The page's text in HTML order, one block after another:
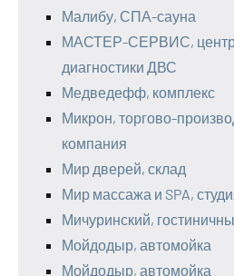
Малибу, СПА-сауна
МАСТЕР-СЕРВИС, центр
диагностики ДВС
Медведефф, комплекс
Микрон, торгово-
компания
Мир дверей, склад
Мир массажа и SPA,
Мичуринский,
Мойдодыр, автомойка
Мойдодыр, автомойка